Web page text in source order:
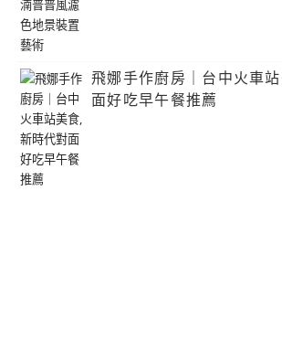
飛娜手作廚房｜台中火車
面好吃早午餐推薦